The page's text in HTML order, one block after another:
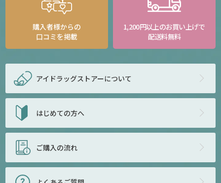
購入者様からの
口コミを掲載
1,200円以上のお買い上げで
配送料無料
アイドラッグストアーについて
はじめての方へ
ご購入の流れ